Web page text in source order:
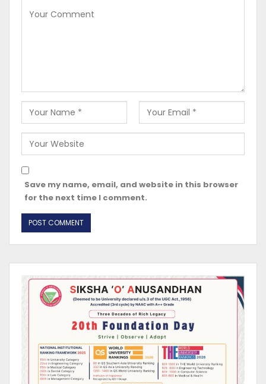
Save my name, email, and website in this browser
for the next time I comment.